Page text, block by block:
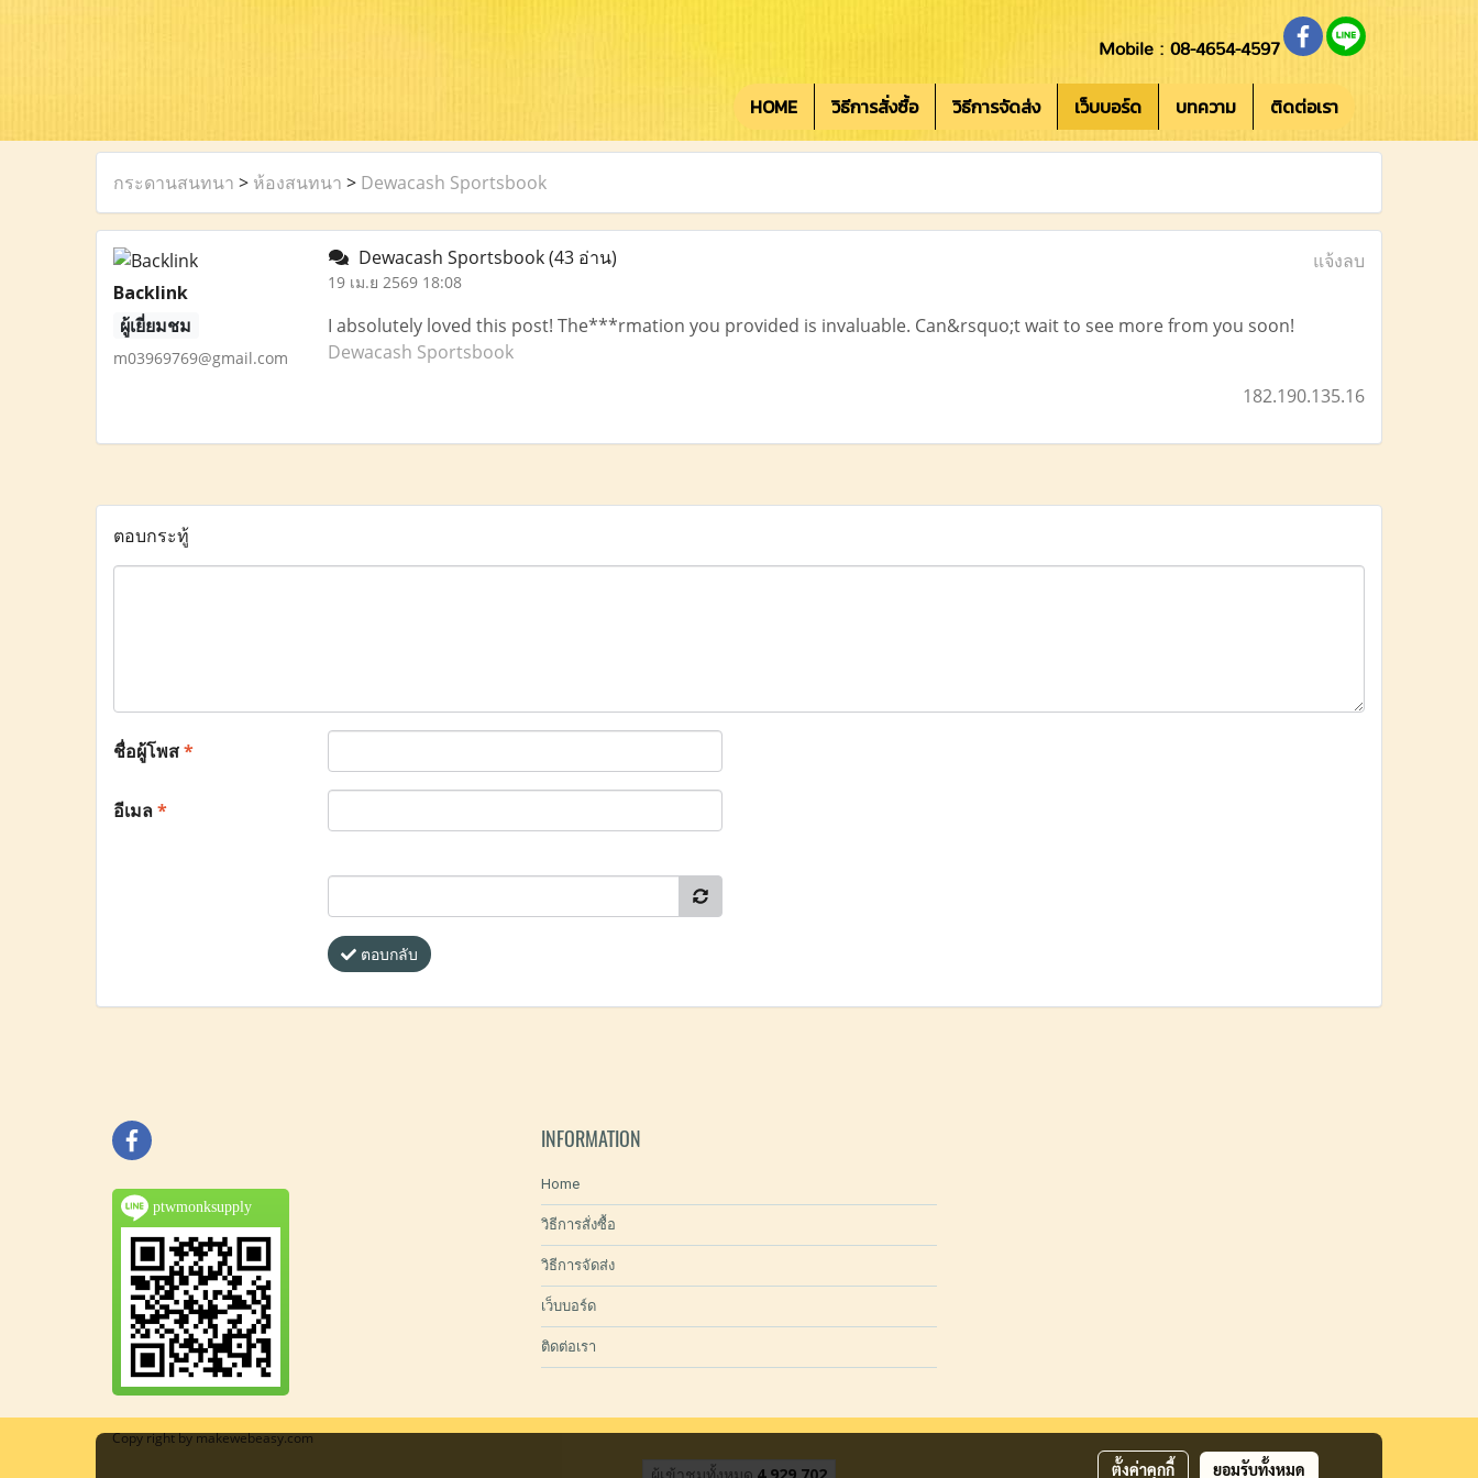
Mobile : 08-4654-4597
HOME วิธีการสั่งซื้อ วิธีการจัดส่ง เว็บบอร์ด บทความ ติดต่อเรา
กระดานสนทนา > ห้องสนทนา > Dewacash Sportsbook
Backlink
ผู้เยี่ยมชม
m03969769@gmail.com
Dewacash Sportsbook(43 อ่าน)
19 เม.ย 2569 18:08
แจ้งลบ
I absolutely loved this post! The***rmation you provided is invaluable. Can&rsquo;t wait to see more from you soon!
Dewacash Sportsbook
182.190.135.16
ตอบกระทู้
ชื่อผู้โพส*
อีเมล*
ตอบกลับ
ptwmonksupply
INFORMATION
Home
วิธีการสั่งซื้อ
วิธีการจัดส่ง
เว็บบอร์ด
ติดต่อเรา
Copy right by makewebeasy.com
ผู้เข้าชมทั้งหมด 4,929,702 ตั้งค่าคุกกี้ ยอมรับทั้งหมด